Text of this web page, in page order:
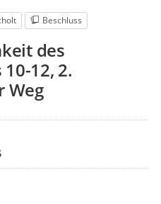
Beschluss
des
12, 2.
Weg